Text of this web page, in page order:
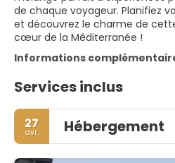
de chaque voyageur. Planifiez
et découvrez le charme de
cœur de la Méditerranée !
Informations
Services inclus
27
avr. Hébergement